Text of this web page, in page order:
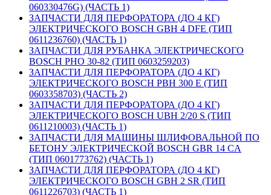
060330476G) (ЧАСТЬ 1)
ЗАПЧАСТИ ДЛЯ ПЕРФОРАТОРА (ДО 4 КГ)
ЭЛЕКТРИЧЕСКОГО BOSCH GBH 4 DFE (ТИП
0611236760) (ЧАСТЬ 1)
ЗАПЧАСТИ ДЛЯ РУБАНКА ЭЛЕКТРИЧЕСКОГО
BOSCH PHO 30-82 (ТИП 0603259203)
ЗАПЧАСТИ ДЛЯ ПЕРФОРАТОРА (ДО 4 КГ)
ЭЛЕКТРИЧЕСКОГО BOSCH PBH 300 E (ТИП
0603358703) (ЧАСТЬ 2)
ЗАПЧАСТИ ДЛЯ ПЕРФОРАТОРА (ДО 4 КГ)
ЭЛЕКТРИЧЕСКОГО BOSCH UBH 2/20 S (ТИП
0611210003) (ЧАСТЬ 1)
ЗАПЧАСТИ ДЛЯ МАШИНЫ ШЛИФОВАЛЬНОЙ ПО
БЕТОНУ ЭЛЕКТРИЧЕСКОЙ BOSCH GBR 14 CA
(ТИП 0601773762) (ЧАСТЬ 1)
ЗАПЧАСТИ ДЛЯ ПЕРФОРАТОРА (ДО 4 КГ)
ЭЛЕКТРИЧЕСКОГО BOSCH GBH 2 SR (ТИП
0611226703) (ЧАСТЬ 1)